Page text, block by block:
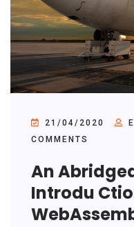
21/04/2020
COMMENTS
An
Introdu